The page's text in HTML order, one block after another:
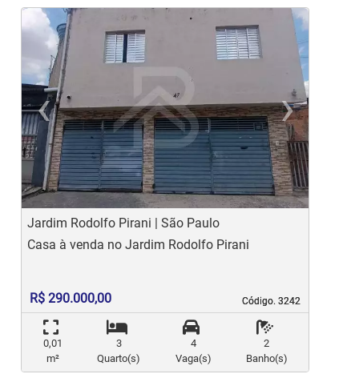
‹
Previous
›
Jardim Rodolfo Pirani | São Paulo
Código. 3242
Código. 3242
Casa à venda no Jardim Rodolfo Pirani
R$ 290.000,00
0,01
m²
3
Quarto(s)
4
Vaga(s)
2
Banho(s)